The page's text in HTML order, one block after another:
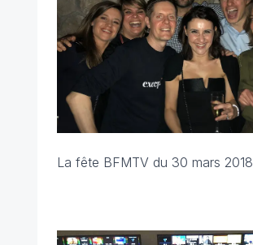
La fête BFMTV du 30 mars 2018